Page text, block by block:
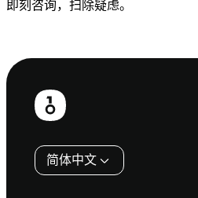
即刻咨询，扫除疑虑。
页
简体中文